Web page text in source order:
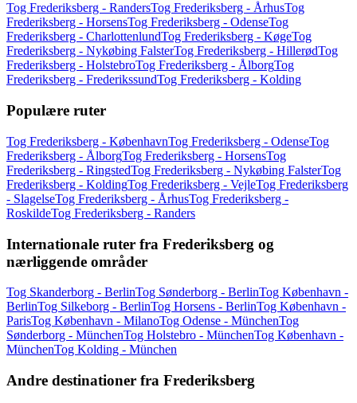
Tog Frederiksberg - RandersTog Frederiksberg - ÅrhusTog
Frederiksberg - HorsensTog Frederiksberg - OdenseTog
Frederiksberg - CharlottenlundTog Frederiksberg - KøgeTog
Frederiksberg - Nykøbing FalsterTog Frederiksberg - HillerødTog
Frederiksberg - HolstebroTog Frederiksberg - ÅlborgTog
Frederiksberg - FrederikssundTog Frederiksberg - Kolding
Populære ruter
Tog Frederiksberg - KøbenhavnTog Frederiksberg - OdenseTog
Frederiksberg - ÅlborgTog Frederiksberg - HorsensTog
Frederiksberg - RingstedTog Frederiksberg - Nykøbing FalsterTog
Frederiksberg - KoldingTog Frederiksberg - VejleTog Frederiksberg
- SlagelseTog Frederiksberg - ÅrhusTog Frederiksberg -
RoskildeTog Frederiksberg - Randers
Internationale ruter fra Frederiksberg og
nærliggende områder
Tog Skanderborg - BerlinTog Sønderborg - BerlinTog København -
BerlinTog Silkeborg - BerlinTog Horsens - BerlinTog København -
ParisTog København - MilanoTog Odense - MünchenTog
Sønderborg - MünchenTog Holstebro - MünchenTog København -
MünchenTog Kolding - München
Andre destinationer fra Frederiksberg